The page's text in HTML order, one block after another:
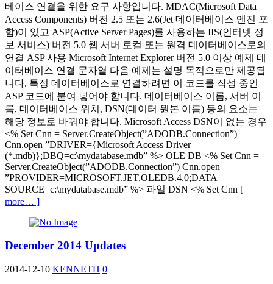
베이스 연결을 위한 요구 사항입니다. MDAC(Microsoft Data
Access Components) 버전 2.5 또는 2.6(Jet 데이터베이스 엔진 포
함)이 있고 ASP(Active Server Pages)를 사용하는 IIS(인터넷 정
보 서비스) 버전 5.0 웹 서버 로컬 또는 원격 데이터베이스로의
연결 ASP 사용 Microsoft Internet Explorer 버전 5.0 이상 예제 데
이터베이스 연결 문자열 다음 예제는 설명 목적으로만 제공됩
니다. 특정 데이터베이스로 연결하려면 이 코드를 작성 중인
ASP 코드에 붙여 넣어야 합니다. 데이터베이스 이름, 서버 이
름, 데이터베이스 위치, DSN(데이터 원본 이름) 등의 요소는
해당 정보로 바꿔야 합니다. Microsoft Access DSN이 없는 경우
<% Set Cnn = Server.CreateObject(”ADODB.Connection”)
Cnn.open ”DRIVER={Microsoft Access Driver
(*.mdb)};DBQ=c:\mydatabase.mdb” %> OLE DB <% Set Cnn =
Server.CreateObject(”ADODB.Connection”) Cnn.open
”PROVIDER=MICROSOFT.JET.OLEDB.4.0;DATA
SOURCE=c:\mydatabase.mdb” %> 파일 DSN <% Set Cnn [
more… ]
December 2014 Updates
2014-12-10 KENNETH 0